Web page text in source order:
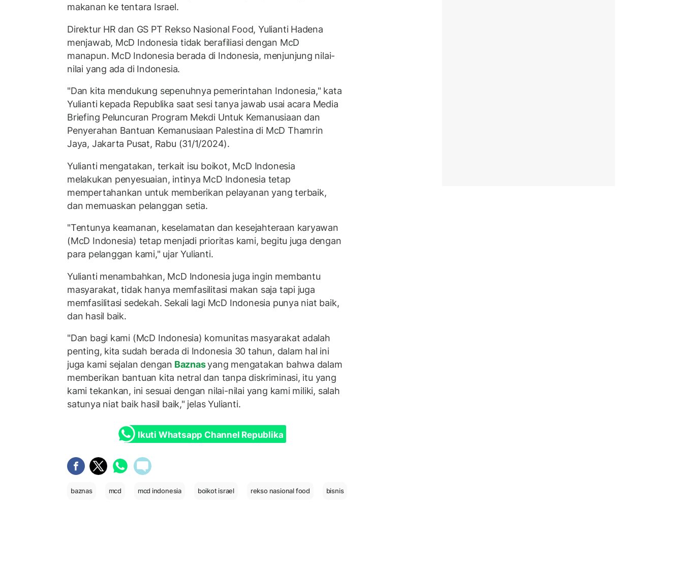
makanan ke tentara Israel.
Direktur HR dan GS PT Rekso Nasional Food, Yulianti Hadena
menjawab, McD Indonesia tidak berafiliasi dengan McD
manapun. McD Indonesia berada di Indonesia, menjunjung nilai-
nilai yang ada di Indonesia.
"Dan kita mendukung sepenuhnya pemerintahan Indonesia," kata
Yulianti kepada Republika saat sesi tanya jawab usai acara Media
Briefing Peluncuran Program Mekdi Untuk Kemanusiaan dan
Penyerahan Bantuan Kemanusiaan Palestina di McD Thamrin
Jaya, Jakarta Pusat, Rabu (31/1/2024).
Yulianti mengatakan, terkait isu boikot, McD Indonesia
melakukan penyesuaian, intinya McD Indonesia tetap
mempertahankan untuk memberikan pelayanan yang terbaik,
dan memuaskan pelanggan setia.
"Tentunya keamanan, keselamatan dan kesejahteraan karyawan
(McD Indonesia) tetap menjadi prioritas kami, begitu juga dengan
para pelanggan kami," ujar Yulianti.
Yulianti menambahkan, McD Indonesia juga ingin membantu
masyarakat, tidak hanya memfasilitasi makan saja tapi juga
memfasilitasi sedekah. Sekali lagi McD Indonesia punya niat baik,
dan hasil baik.
"Dan bagi kami (McD Indonesia) komunitas masyarakat adalah
penting, kita sudah berada di Indonesia 30 tahun, dalam hal ini
juga kami sejalan dengan Baznasyang mengatakan bahwa dalam
memberikan bantuan kita netral dan tanpa diskriminasi, itu yang
kami tekankan, ini sesuai dengan nilai-nilai yang kami miliki, salah
satunya niat baik hasil baik," jelas Yulianti.
Ikuti Whatsapp Channel Republika
baznas mcd mcd indonesia boikot israel rekso nasional food bisnis